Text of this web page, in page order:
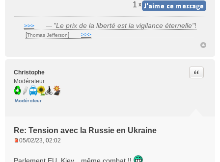
1 x
>>>___ — "Le prix de la liberté est la vigilance éternelle"!
[Thomas Jefferson] >>>
Christophe
Modérateur
Re: Tension avec la Russie en Ukraine
Citer
05/02/23, 02:02